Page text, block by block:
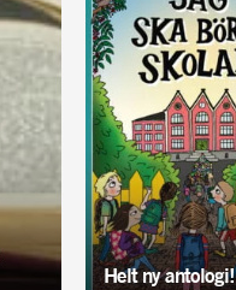
Helt ny antologi!